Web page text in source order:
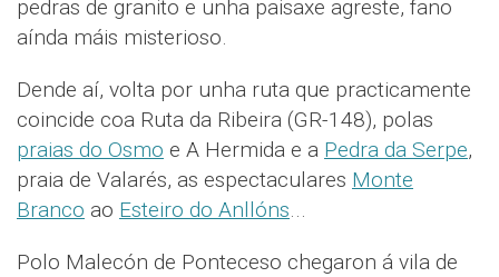
pedras de granito e unha paisaxe agreste, fano
aínda máis misterioso.
Dende aí, volta por unha ruta que practicamente
coincide coa Ruta da Ribeira (GR-148), polas
praias do Osmo e A Hermida e a Pedra da Serpe,
praia de Valarés, as espectaculares Monte
Branco ao Esteiro do Anllóns...
Polo Malecón de Ponteceso chegaron á vila de